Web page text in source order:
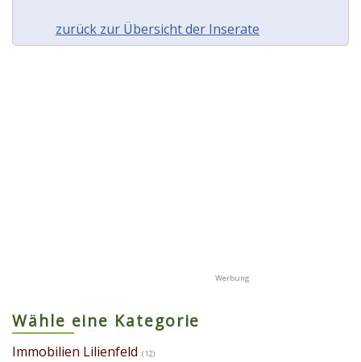
zurück zur Übersicht der Inserate
Wähle eine Kategorie
Immobilien Lilienfeld (12)